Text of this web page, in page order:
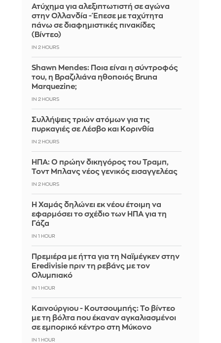
Ατύχημα για αλεξιπτωτιστή σε αγώνα
στην Ολλανδία - Έπεσε με ταχύτητα
πάνω σε διαφημιστικές πινακίδες
(Βίντεο)
IN 2 HOURS
Shawn Mendes: Ποια είναι η σύντροφός
του, η Βραζιλιάνα ηθοποιός Bruna
Marquezine;
IN 2 HOURS
Συλλήψεις τριών ατόμων για τις
πυρκαγιές σε Λέσβο και Κορινθία
IN 2 HOURS
ΗΠΑ: Ο πρώην δικηγόρος του Τραμπ,
Τοντ Μπλανς νέος γενικός εισαγγελέας
IN 2 HOURS
Η Χαμάς δηλώνει εκ νέου έτοιμη να
εφαρμόσει το σχέδιο των ΗΠΑ για τη
Γάζα
IN 1 HOUR
Πρεμιέρα με ήττα για τη Ναϊμέγκεν στην
Eredivisie πριν τη ρεβάνς με τον
Ολυμπιακό
IN 1 HOUR
Καινούργιου - Κουτσουμπής: Το βίντεο
με τη βόλτα που έκαναν αγκαλιασμένοι
σε εμπορικό κέντρο στη Μύκονο
IN 1 HOUR